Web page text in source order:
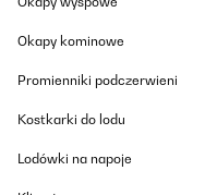
Okapy kominowe
Promienniki podczerwieni
Kostkarki do lodu
Lodówki na napoje